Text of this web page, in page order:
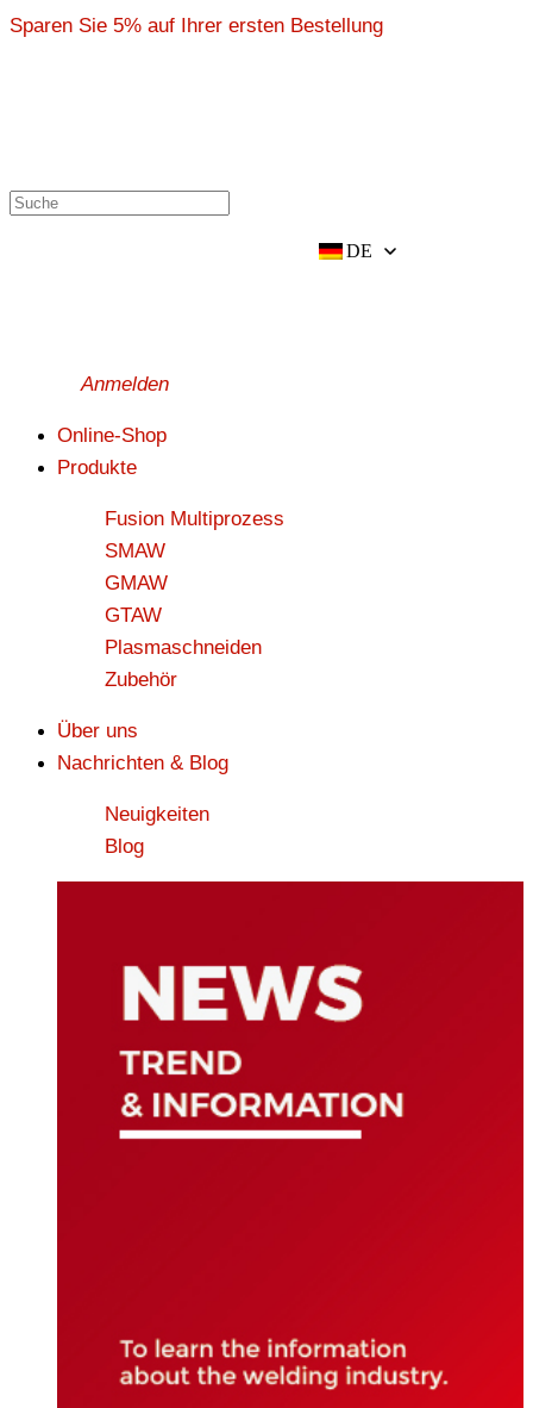
前
Sparen Sie 5% auf Ihrer ersten Bestellung
Anmelden
DE
Online-Shop
Produkte
Fusion Multiprozess
SMAW
GMAW
GTAW
Plasmaschneiden
Zubehör
Über uns
Nachrichten & Blog
Neuigkeiten
Blog